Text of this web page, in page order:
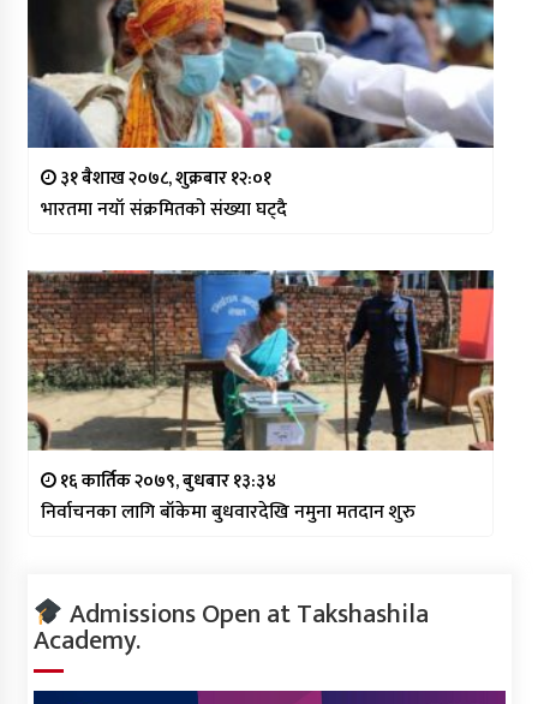
३१ बैशाख २०७८, शुक्रबार १२:०१
भारतमा नयाँ संक्रमितको संख्या घट्दै
१६ कार्तिक २०७९, बुधबार १३:३४
निर्वाचनका लागि बाँकेमा बुधवारदेखि नमुना मतदान शुरु
Admissions Open at Takshashila
Academy.